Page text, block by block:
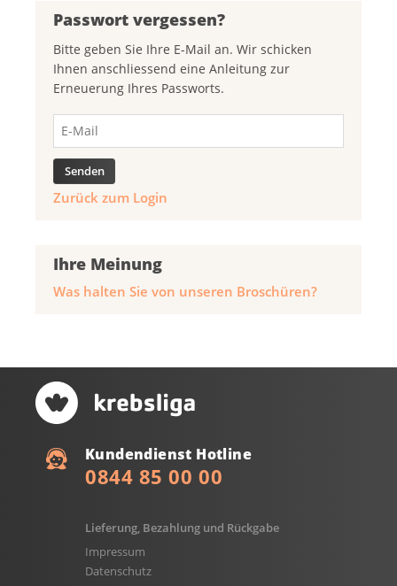
Passwort vergessen?
Bitte geben Sie Ihre E-Mail an. Wir schicken
Ihnen anschliessend eine Anleitung zur
Erneuerung Ihres Passworts.
Zurück zum Login
Ihre Meinung
Was halten Sie von unseren Broschüren?
Kundendienst Hotline
0844 85 00 00
Lieferung, Bezahlung und Rückgabe
Impressum
Datenschutz